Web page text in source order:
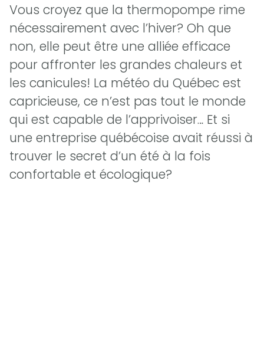
Vous croyez que la thermopompe rime
nécessairement avec l’hiver? Oh que
non, elle peut être une alliée efficace
pour affronter les grandes chaleurs et
les canicules! La météo du Québec est
capricieuse, ce n’est pas tout le monde
qui est capable de l’apprivoiser… Et si
une entreprise québécoise avait réussi à
trouver le secret d’un été à la fois
confortable et écologique?